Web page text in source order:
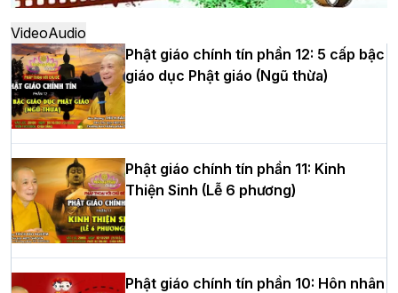
thứ XIV tại chùa Bằng
Học yêu thương trong ngày tu tập thứ
tư của Khóa sinh hoạt Phật pháp mùa
hè tại chùa Bằng
HT.Thích Thọ Lạc được suy cử làm tân
Trưởng BTS GHPGVN tỉnh Nghệ An
VideoAudio
Phật giáo chính tín phần 12: 5 cấp bậc
giáo dục Phật giáo (Ngũ thừa)
Phật giáo chính tín phần 11: Kinh
Thiện Sinh (Lễ 6 phương)
Phật giáo chính tín phần 10: Hôn nhân